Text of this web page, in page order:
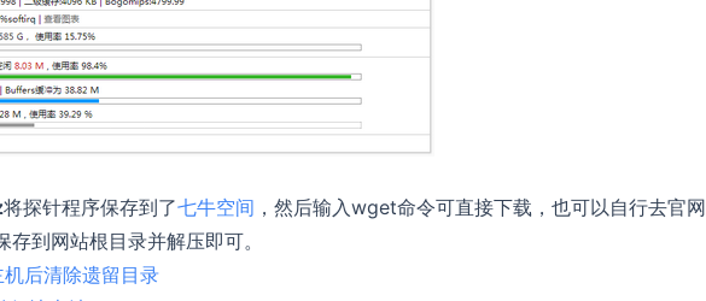
将探针程序保存到了七牛空间 ，然后输入wget命令可直接下载，也可以自行去官网
到网站根目录并解压即可。
后清除遗留目录